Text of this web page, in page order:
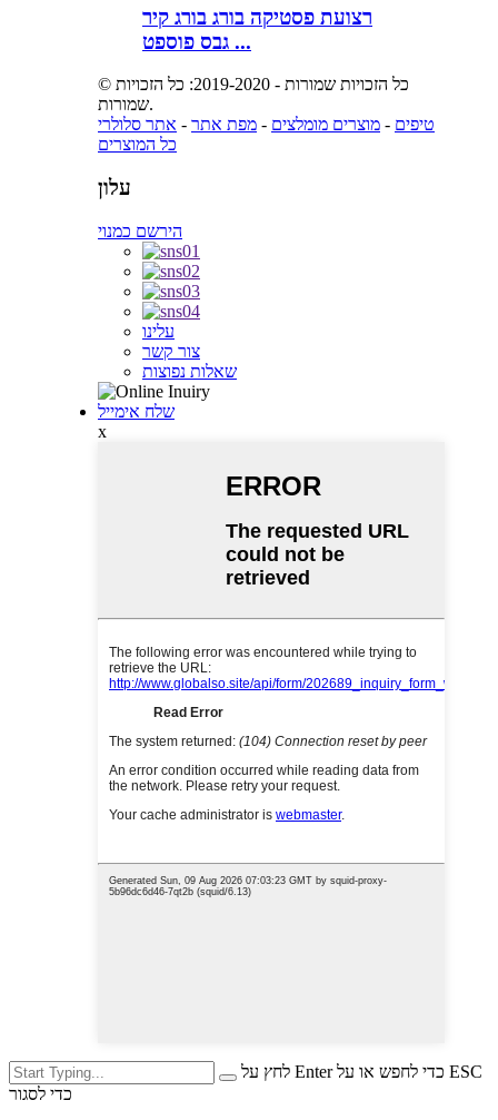
רצועת פסטיקה בורג בורג קיר
גבס פוספט ...
© כל הזכויות שמורות - 2019-2020: כל הזכויות
שמורות.
טיפים - מוצרים מומלצים - מפת אתר - אתר סלולרי
כל המוצרים
עלון
הירשם כמנוי
עלינו
צור קשר
שאלות נפוצות
שלח אימייל
x
לחץ על Enter כדי לחפש או על ESC
כדי לסגור